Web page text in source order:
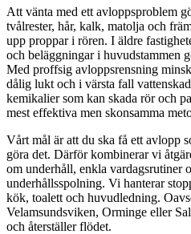
Att vänta med ett avloppsproblem
tvålrester, hår, kalk, matolja och
upp proppar i rören. I äldre
och beläggningar i huvudstammen
Med proffsig avloppsrensning
dålig lukt och i värsta fall
kemikalier som kan skada rör och
mest effektiva men skonsamma
Vårt mål är att du ska få ett avlopp
göra det. Därför kombinerar vi
om underhåll, enkla vardagsrutiner
underhållsspolning. Vi hanterar
kök, toalett och huvudledning.
Velamsundsviken, Orminge eller
och återställer flödet.